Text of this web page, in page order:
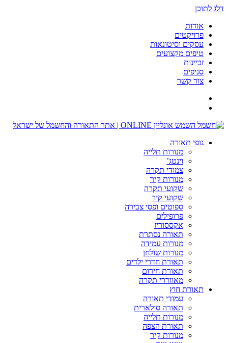
דלג לתוכן
אודות
פרויקטים
עסקים וסיטונאות
טיפים מקצועים
זכיינות
סניפים
צור קשר
גופי תאורה
מנורות תלייה
וינטג’
צמודי תקרה
מנורות קיר
שקועי תקרה
שקועי קיר
ספוטים ופסי צבירה
פרופילים
אקססוריז
תאורה נסתרת
מנורות עמידה
מנורות שולחן
תאורת חדרי ילדים
תאורת חירום
מאווררי תקרה
תאורת חוץ
עמודי תאורה
תאורה סולארית
מנורות תלייה
תאורת הצפה
מנורות קיר